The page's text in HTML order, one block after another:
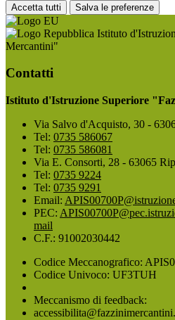
Accetta tutti Salva le preferenze
Istituto
Mercantini"
Contatti
Istituto d'Istruzione Superiore
Via Salvo d'Acquisto, 30 -
Tel: 0735 586067
Tel: 0735 586081
Via E. Consorti, 28 - 63065
Tel: 0735 9224
Tel: 0735 9291
Email:
PEC:
mail
C.F.: 91002030442
Codice Meccanografico:
Codice Univoco: UF3TUH
Meccanismo di feedback: